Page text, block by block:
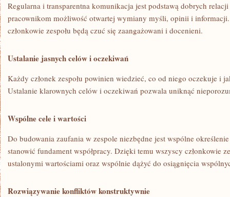
Regularna i transparentna komunikacja jest podstawą dobrych
pracownikom możliwość otwartej wymiany myśli, opinii​ i
członkowie zespołu będą ⁢czuć się zaangażowani⁢ i docenieni.
Ustalanie jasnych celów i oczekiwań
Każdy członek zespołu ⁣powinien wiedzieć, co⁤ od niego‌ oczekuje i
Ustalanie klarownych celów i⁤ oczekiwań pozwala uniknąć
Wspólne cele i wartości
Do⁣ budowania zaufania ‌w zespole ⁤niezbędne‍ jest ⁢wspólne
stanowić fundament współpracy. Dzięki‍ temu wszyscy ‌członkowie
ustalonymi wartościami oraz wspólnie ‌dążyć do osiągnięcia
Rozwiązywanie konfliktów konstruktywnie